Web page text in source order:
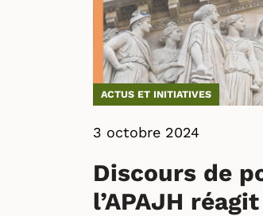
ACTUS ET INITIATIVES
3 octobre 2024
Discours de
l’APAJH réagit